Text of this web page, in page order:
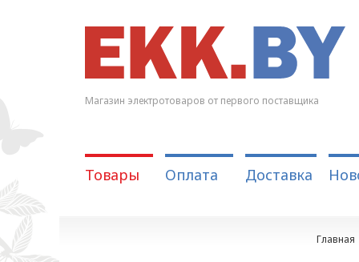
Магазин электротоваров от первого поставщика
Товары Оплата Доставка
Главная